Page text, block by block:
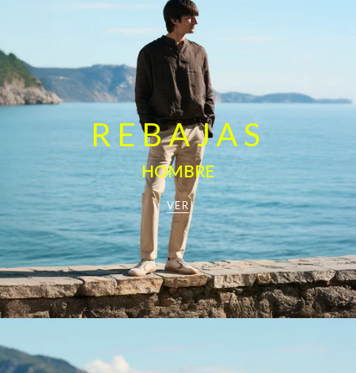
REBAJAS
HOMBRE
VER